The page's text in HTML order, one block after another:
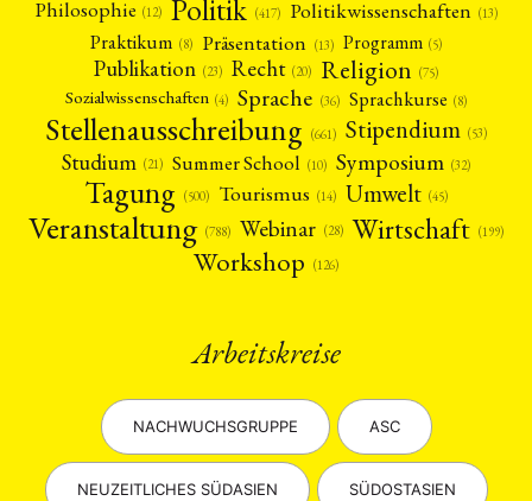
Philosophie (12) Politik (417) Politikwissenschaften (13)
Praktikum (8) Präsentation (13) Programm (5)
Publikation (23) Recht (20) Religion (75)
Sozialwissenschaften (4) Sprache (36) Sprachkurse (8)
Stellenausschreibung (661) Stipendium (53)
Studium (21) Summer School (10) Symposium (32)
Tagung (500) Tourismus (14) Umwelt (45)
Veranstaltung (788) Webinar (28) Wirtschaft (199)
Workshop (126)
Arbeitskreise
NACHWUCHSGRUPPE ASC
NEUZEITLICHES SÜDASIEN SÜDOSTASIEN